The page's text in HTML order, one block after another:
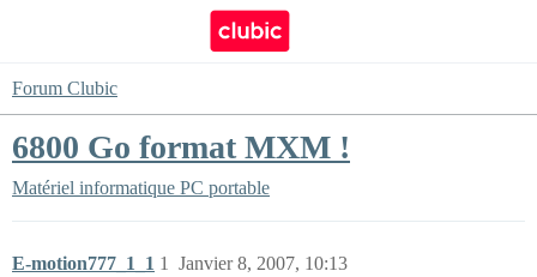
Forum Clubic
6800 Go format MXM !
Matériel informatique PC portable
E-motion777_1_1 Janvier 8, 2007, 10:13
1